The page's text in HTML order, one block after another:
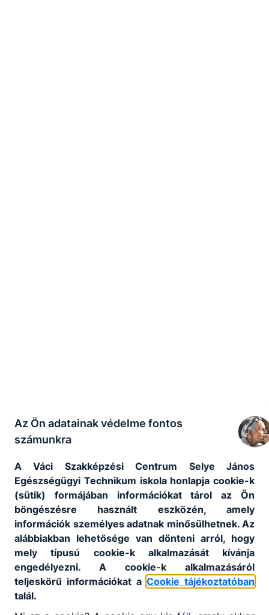
Az Ön adatainak védelme fontos
számunkra
A Váci Szakképzési Centrum Selye János
Egészségügyi Technikum iskola honlapja cookie-k
(sütik) formájában információkat tárol az Ön
böngészésre használt eszközén, amely
információk személyes adatnak minősülhetnek. Az
alábbiakban lehetősége van dönteni arról, hogy
mely típusú cookie-k alkalmazását kívánja
engedélyezni. A cookie-k alkalmazásáról
teljeskörű információkat a Cookie tájékoztatóban
talál.